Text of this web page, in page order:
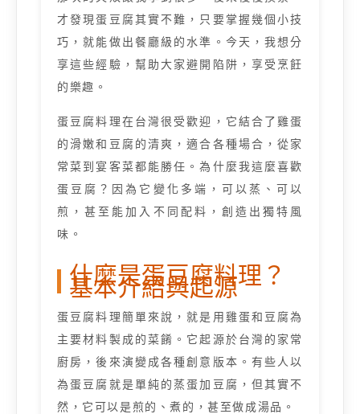
才發現蛋豆腐其實不難，只要掌握幾個小技
巧，就能做出餐廳級的水準。今天，我想分
享這些經驗，幫助大家避開陷阱，享受烹飪
的樂趣。
蛋豆腐料理在台灣很受歡迎，它結合了雞蛋
的滑嫩和豆腐的清爽，適合各種場合，從家
常菜到宴客菜都能勝任。為什麼我這麼喜歡
蛋豆腐？因為它變化多端，可以蒸、可以
煎，甚至能加入不同配料，創造出獨特風
味。
什麼是蛋豆腐料理？
基本介紹與起源
蛋豆腐料理簡單來說，就是用雞蛋和豆腐為
主要材料製成的菜餚。它起源於台灣的家常
廚房，後來演變成各種創意版本。有些人以
為蛋豆腐就是單純的蒸蛋加豆腐，但其實不
然，它可以是煎的、煮的，甚至做成湯品。